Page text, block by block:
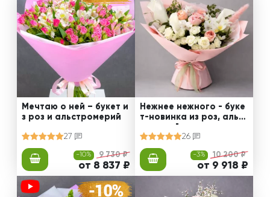
Мечтаю о ней – букет и
з роз и альстромерий
27
-10% 9 730 ₽
от 8 837 ₽
Нежнее нежного - буке
т-новинка из роз, альст
ромерий и калл
26
-3% 10 200 ₽
от 9 918 ₽